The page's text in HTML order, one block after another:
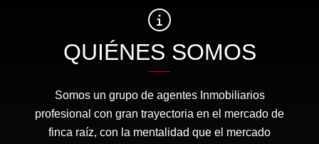
QUIÉNES SOMOS
Somos un grupo de agentes Inmobiliarios
profesional con gran trayectoria en el mercado de
finca raíz, con la mentalidad que el mercado